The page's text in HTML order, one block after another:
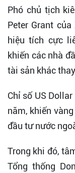
Phó chủ tịch
Peter Grant
hiệu tích cực
khiến các nhà
tài sản khác
Chỉ số US
năm, khiến
đầu tư nước
Trong khi đó,
Tổng thống